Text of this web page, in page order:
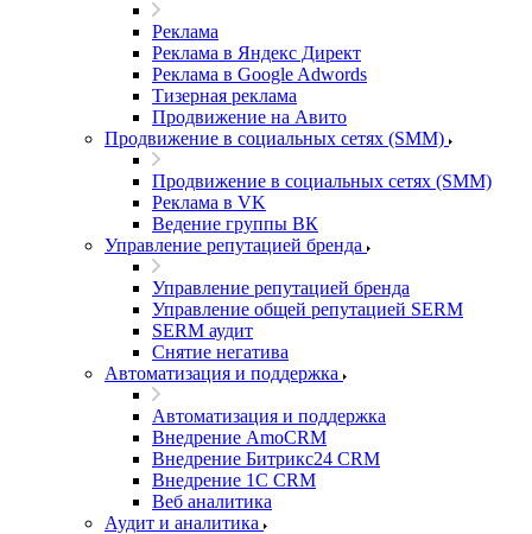
Реклама
Реклама в Яндекс Директ
Реклама в Google Adwords
Тизерная реклама
Продвижение на Авито
Продвижение в социальных сетях (SMM)
Продвижение в социальных сетях (SMM)
Реклама в VK
Ведение группы ВК
Управление репутацией бренда
Управление репутацией бренда
Управление общей репутацией SERM
SERM аудит
Снятие негатива
Автоматизация и поддержка
Автоматизация и поддержка
Внедрение AmoCRM
Внедрение Битрикс24 CRM
Внедрение 1C CRM
Веб аналитика
Аудит и аналитика